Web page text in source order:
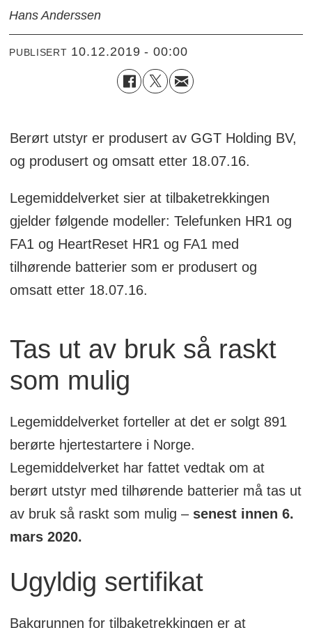
Hans Anderssen
PUBLISERT 10.12.2019 - 00:00
Berørt utstyr er produsert av GGT Holding BV,
og produsert og omsatt etter 18.07.16.
Legemiddelverket sier at tilbaketrekkingen
gjelder følgende modeller: Telefunken HR1 og
FA1 og HeartReset HR1 og FA1 med
tilhørende batterier som er produsert og
omsatt etter 18.07.16.
Tas ut av bruk så raskt
som mulig
Legemiddelverket forteller at det er solgt 891
berørte hjertestartere i Norge.
Legemiddelverket har fattet vedtak om at
berørt utstyr med tilhørende batterier må tas ut
av bruk så raskt som mulig – senest innen 6.
mars 2020.
Ugyldig sertifikat
Bakgrunnen for tilbaketrekkingen er at